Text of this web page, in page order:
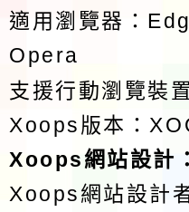
適用瀏覽器：
Opera
支援行動瀏覽裝
Xoops版本：
Xoops網站設計 ：
Xoops網站設計